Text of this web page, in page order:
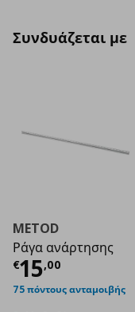
Συνδυάζεται με
METOD
Ράγα ανάρτησης
€15,00
Τρέχουσα
75 πόντους ανταμοιβής